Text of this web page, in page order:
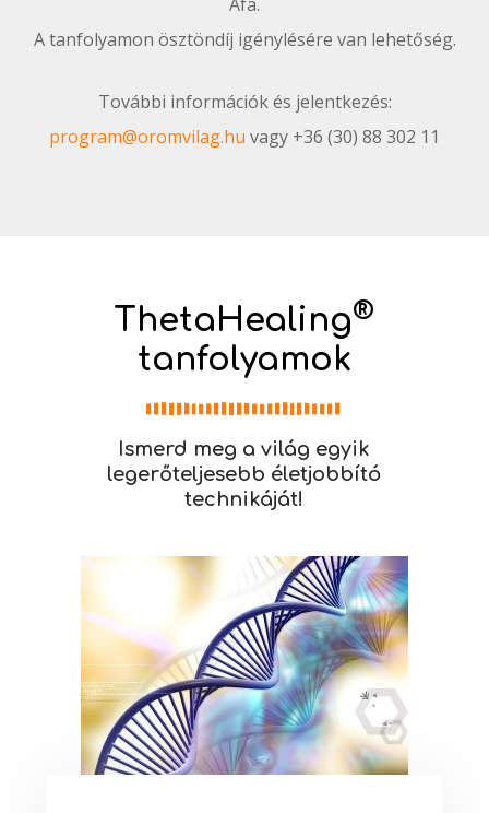
A tanfolyamon ösztöndíj igénylésére van lehetőség.
További információk és jelentkezés:
program@oromvilag.hu vagy +36 (30) 88 302 11
ThetaHealing®
tanfolyamok
Ismerd meg a világ egyik
legerőteljesebb életjobbító
technikáját!